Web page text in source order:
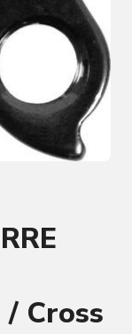
Cross